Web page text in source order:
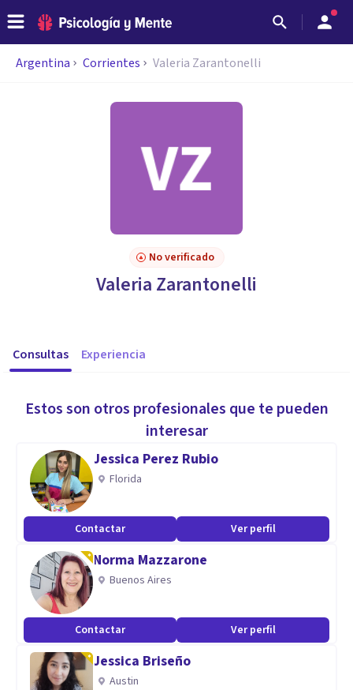
Argentina Corrientes Valeria Zarantonelli
No verificado
Valeria Zarantonelli
Consultas Experiencia
Estos son otros profesionales que te pueden
interesar
Jessica Perez Rubio
Florida
Contactar Ver perfil
Norma Mazzarone
Buenos Aires
Contactar Ver perfil
Jessica Briseño
Austin